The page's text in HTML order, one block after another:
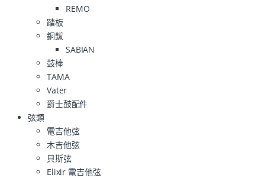
REMO
踏板
銅鈸
SABIAN
鼓棒
TAMA
Vater
爵士鼓配件
弦類
電吉他弦
木吉他弦
貝斯弦
Elixir 電吉他弦